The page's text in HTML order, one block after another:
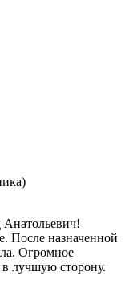
После назначенной
Огромное
в лучшую сторону.